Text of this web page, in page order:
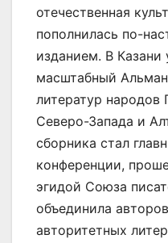
отечественная
пополнилась по-
изданием. В Казани
масштабный
литератур народов
Северо-Запада и
сборника стал
конференции,
эгидой Союза
объединила
авторитетных